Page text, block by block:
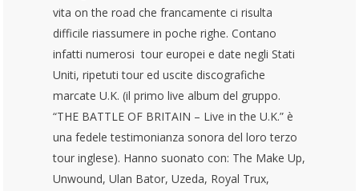
vita on the road che francamente ci risulta
difficile riassumere in poche righe. Contano
infatti numerosi tour europei e date negli Stati
Uniti, ripetuti tour ed uscite discografiche
marcate U.K. (il primo live album del gruppo.
“THE BATTLE OF BRITAIN – Live in the U.K.” è
una fedele testimonianza sonora del loro terzo
tour inglese). Hanno suonato con: The Make Up,
Unwound, Ulan Bator, Uzeda, Royal Trux,